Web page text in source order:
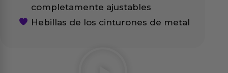
completamente ajustables
Hebillas de los cinturones de metal